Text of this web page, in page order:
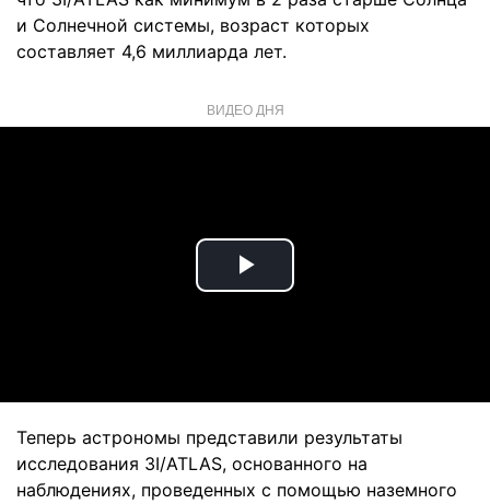
и Солнечной системы, возраст которых
составляет 4,6 миллиарда лет.
ВИДЕО ДНЯ
Play
Теперь астрономы представили результаты
исследования 3I/ATLAS, основанного на
наблюдениях, проведенных с помощью наземного